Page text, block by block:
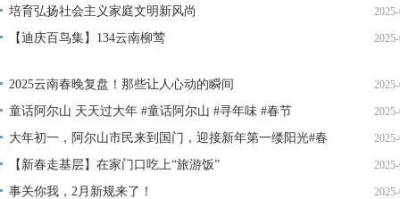
培育弘扬社会主义家庭文明新风尚
【迪庆百鸟集】134云南柳莺
2025云南春晚复盘！那些让人心动的瞬间
童话阿尔山 天天过大年 #童话阿尔山 #寻年味 #春节
大年初一，阿尔山市民来到国门，迎接新年第一缕阳光#春
节 #拜年 #阿尔山 #寻年味
【新春走基层】在家门口吃上“旅游饭”
事关你我，2月新规来了！